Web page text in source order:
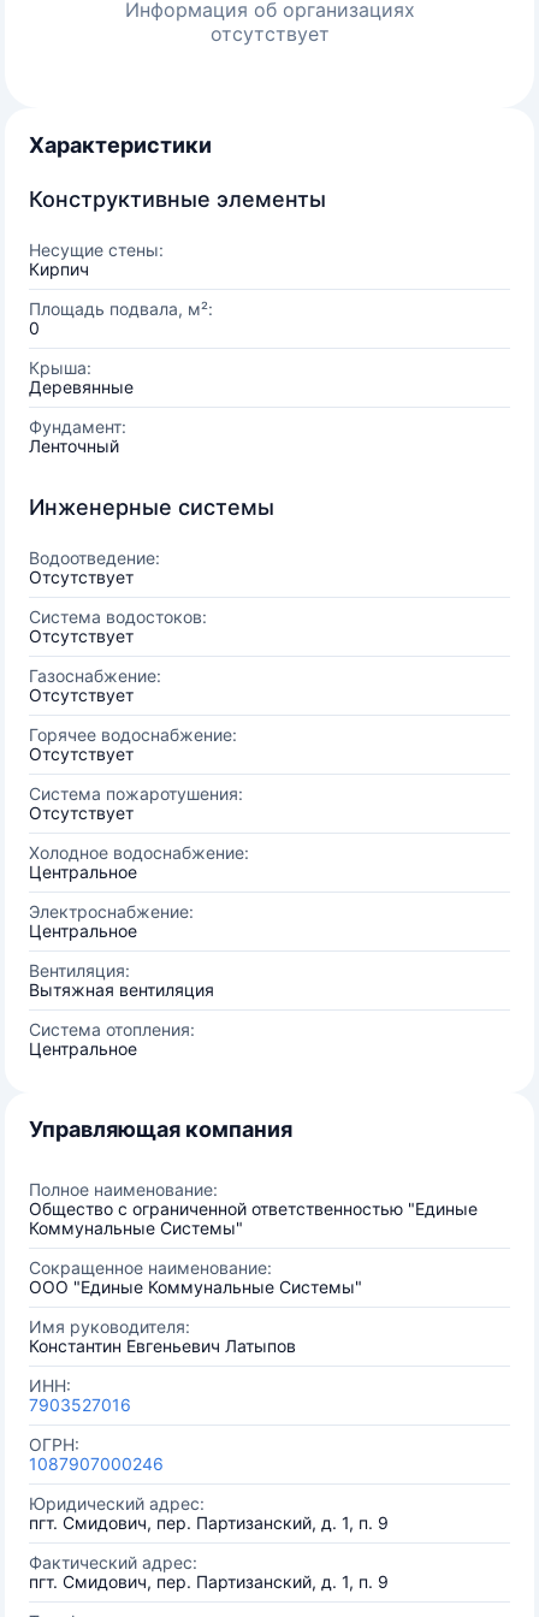
Информация об организациях
отсутствует
Характеристики
Конструктивные элементы
Несущие стены:
Кирпич
Площадь подвала, м²:
0
Крыша:
Деревянные
Фундамент:
Ленточный
Инженерные системы
Водоотведение:
Отсутствует
Система водостоков:
Отсутствует
Газоснабжение:
Отсутствует
Горячее водоснабжение:
Отсутствует
Система пожаротушения:
Отсутствует
Холодное водоснабжение:
Центральное
Электроснабжение:
Центральное
Вентиляция:
Вытяжная вентиляция
Система отопления:
Центральное
Управляющая компания
Полное наименование:
Общество с ограниченной ответственностью "Единые
Коммунальные Системы"
Сокращенное наименование:
ООО "Единые Коммунальные Системы"
Имя руководителя:
Константин Евгеньевич Латыпов
ИНН:
7903527016
ОГРН:
1087907000246
Юридический адрес:
пгт. Смидович, пер. Партизанский, д. 1, п. 9
Фактический адрес:
пгт. Смидович, пер. Партизанский, д. 1, п. 9